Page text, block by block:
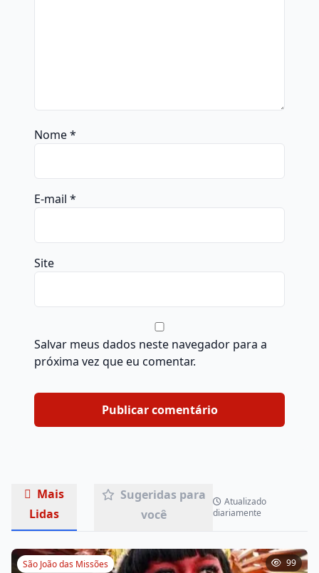
Nome*
E-mail *
Site
Salvar meus dados neste navegador para a
próxima vez que eu comentar.
Mais
Lidas
Sugeridas para
você
Atualizado
diariamente
São João das Missões 99